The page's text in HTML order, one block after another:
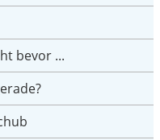
bevor ...